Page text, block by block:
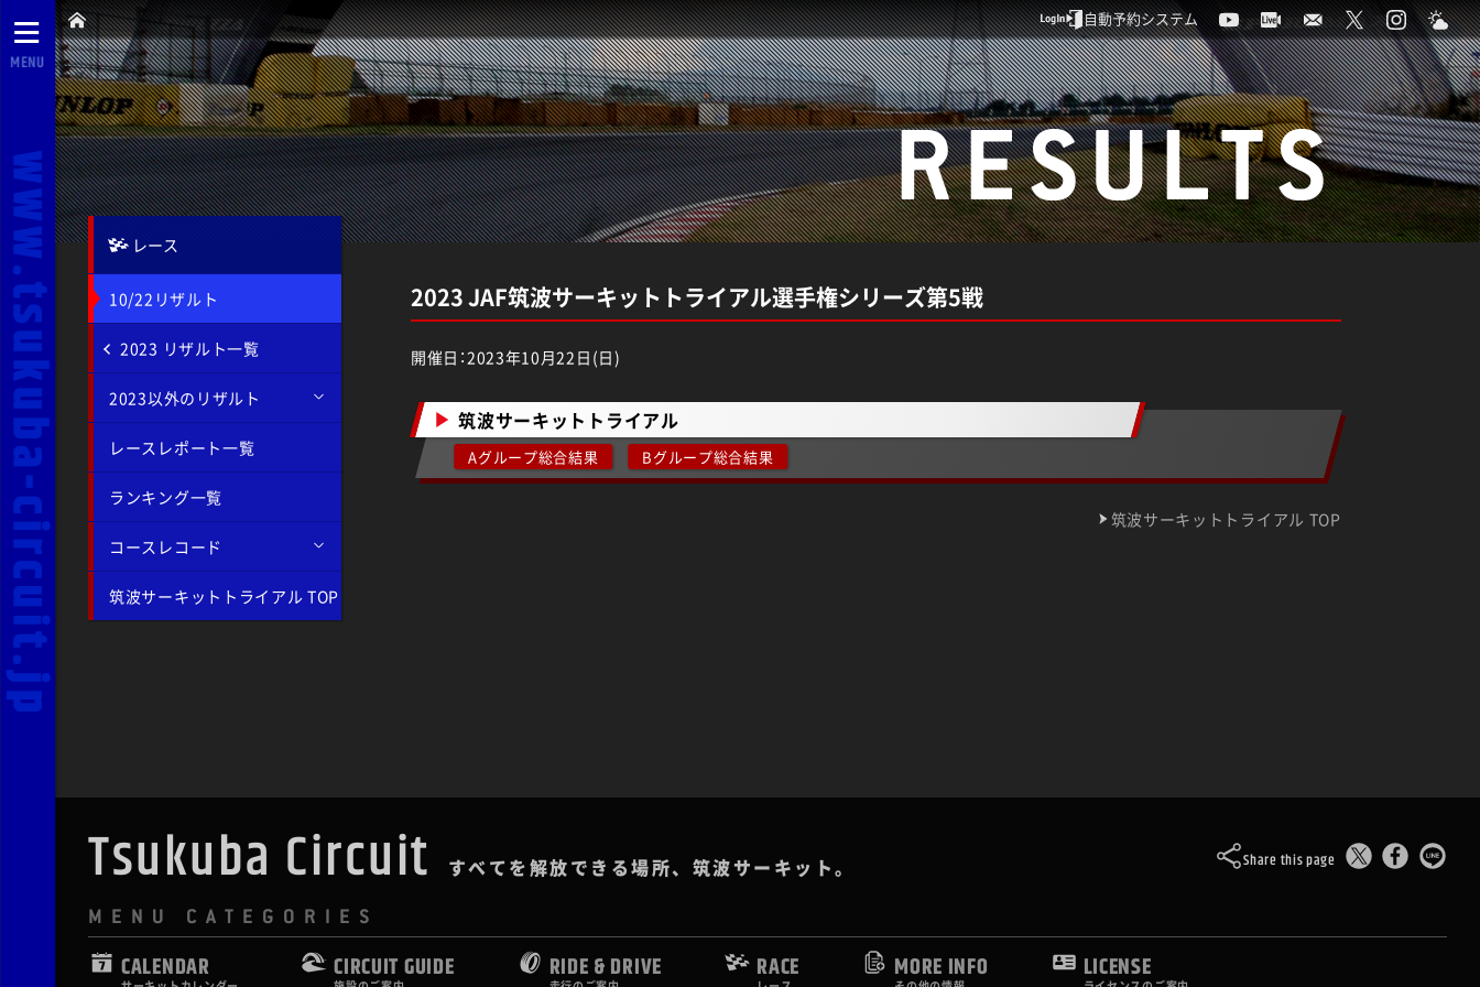
MENU
自動予約システム
レース
10/22リザルト
2023 リザルト一覧
2023以外のリザルト
レースレポート一覧
ランキング一覧
コースレコード
筑波サーキットトライアル TOP
RESULTS
2023 JAF筑波サーキットトライアル選手権シリーズ第5戦
開催日：2023年10月22日(日)
筑波サーキットトライアル
Aグループ総合結果 Bグループ総合結果
筑波サーキットトライアル TOP
Tsukuba Circuit すべてを解放できる場所、筑波サーキット。 Share this page
MENU CATEGORIES
CALENDAR CIRCUIT GUIDE RIDE & DRIVE RACE MORE INFO LICENSE